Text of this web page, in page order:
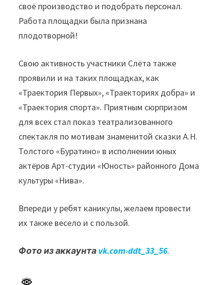
своё производство и подобрать персонал.
Работа площадки была признана
плодотворной!
Свою активность участники Слёта также
проявили и на таких площадках, как
«Траектория Первых», «Траекториях добра» и
«Траектория спорта». Приятным сюрпризом
для всех стал показ театрализованного
спектакля по мотивам знаменитой сказки А.Н.
Толстого «Буратино» в исполнении юных
актёров Арт-студии «Юность» районного Дома
культуры «Нива».
Впереди у ребят каникулы, желаем провести
их также весело и с пользой.
Фото из аккаунта vk.com›ddt_33_56.